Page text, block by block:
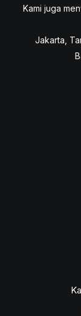
Kami juga
Jakarta,